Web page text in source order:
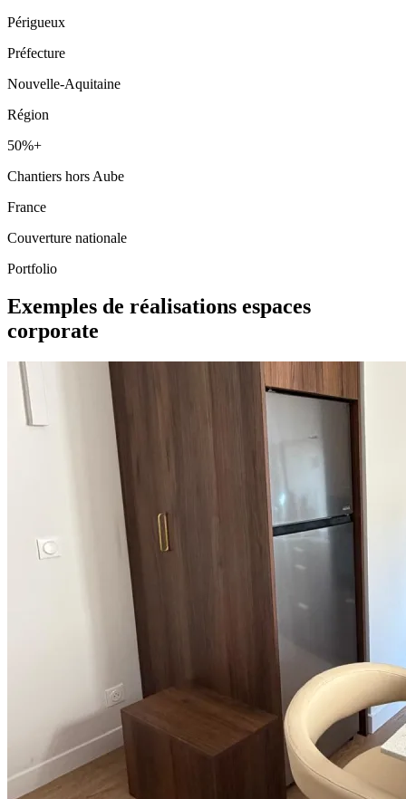
Périgueux
Préfecture
Nouvelle-Aquitaine
Région
50%+
Chantiers hors Aube
France
Couverture nationale
Portfolio
Exemples de réalisations espaces
corporate